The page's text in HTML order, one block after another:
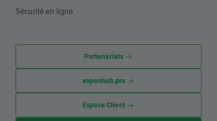
Sécurité en ligne
Partenariats
xopenhub.pro
Espace Client